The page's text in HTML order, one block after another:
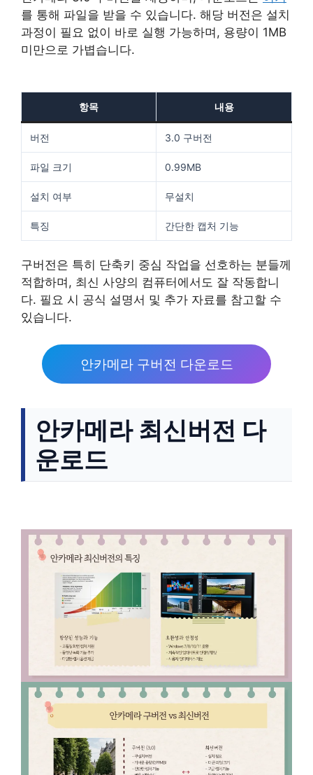
를 통해 파일을 받을 수 있습니다. 해당 버전은 설치
과정이 필요 없이 바로 실행 가능하며, 용량이 1MB
미만으로 가볍습니다.
항목 내용
버전 3.0 구버전
파일 크기 0.99MB
설치 여부 무설치
특징 간단한 캡처 기능
구버전은 특히 단축키 중심 작업을 선호하는 분들께
적합하며, 최신 사양의 컴퓨터에서도 잘 작동합니
다. 필요 시 공식 설명서 및 추가 자료를 참고할 수
있습니다.
안카메라 구버전 다운로드
안카메라 최신버전 다
운로드